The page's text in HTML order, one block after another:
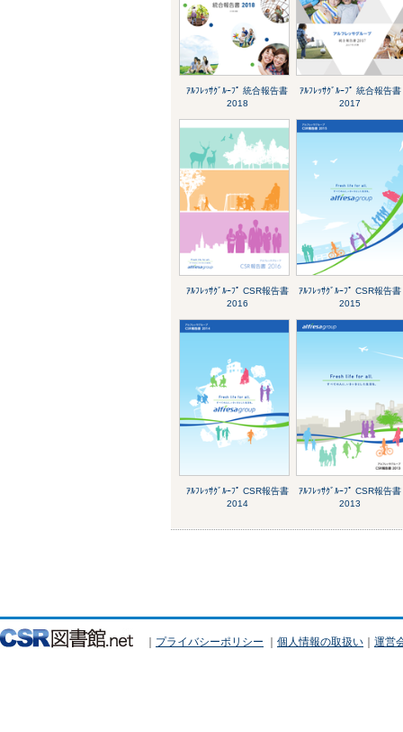
ｱﾙﾌﾚｯｻｸﾞﾙｰﾌﾟ 統合報告書
2018
ｱﾙﾌﾚｯｻｸﾞﾙｰﾌﾟ 統合報告書
2017
ｱﾙﾌﾚｯｻｸﾞﾙｰﾌﾟ CSR報告書
2016
ｱﾙﾌﾚｯｻｸﾞﾙｰﾌﾟ CSR報告書
2015
ｱﾙﾌﾚｯｻｸﾞﾙｰﾌﾟ CSR報告書
2014
ｱﾙﾌﾚｯｻｸﾞﾙｰﾌﾟ CSR報告書
2013
｜ プライバシーポリシー ｜ 個人情報の取扱い ｜ 運営